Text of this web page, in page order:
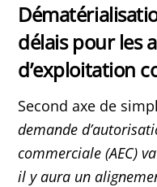
délais pour les
d’exploitation
Second axe de
demande
commerciale (AEC)
il y aura un